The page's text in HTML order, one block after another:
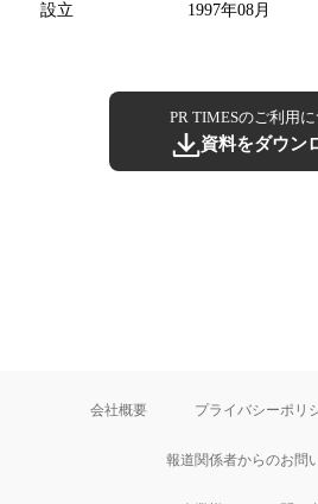
設立
1997年08月
PR TIMESのご利用
資料をダウン
会社概要 プライバシーポリ
報道関係者からのお問